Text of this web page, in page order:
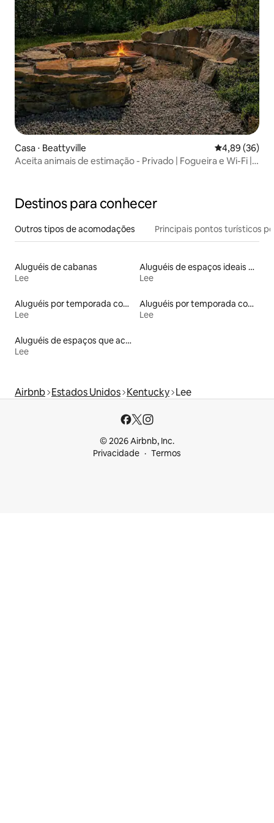
Casa ⋅ Beattyville 4,89 de uma
4,89 (36)
Aceita animais de estimação - Privado | Fogueira e Wi-Fi |
Destinos para conhecer
Outros tipos de acomodações Principais pontos turísticos
Aluguéis de cabanas
Lee
Aluguéis de espaços ideais para famílias
Lee
Aluguéis por temporada com acesso ao lago
Lee
Aluguéis por temporada com banheira de hidromassagem
Lee
Aluguéis de espaços que aceitam animais de estimação
Lee
Airbnb Estados Unidos Kentucky Lee
© 2026 Airbnb, Inc.
Privacidade
Termos